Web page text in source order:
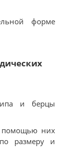
форме
и берцы
помощью них
размеру и